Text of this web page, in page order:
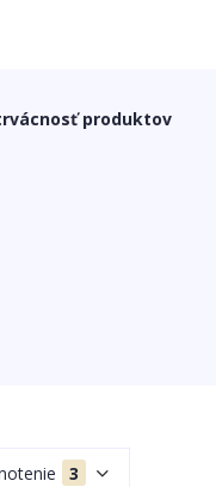
produktov
3